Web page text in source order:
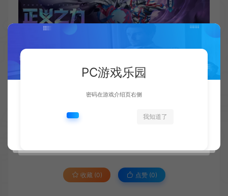
此资源仅限注册用户下载，请先
如有疑问请联系客服！
收藏 (0) 点赞 (0)
PC游戏乐园
密码在游戏介绍页右侧
我知道了